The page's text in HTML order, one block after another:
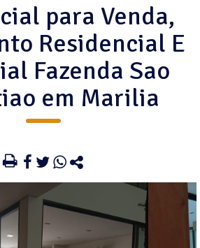
para Venda,
Residencial E
Fazenda Sao
em Marilia